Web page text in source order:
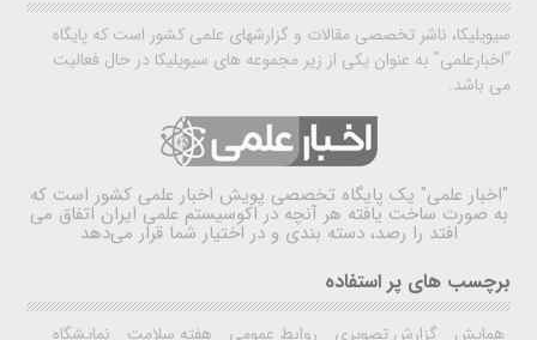
سیویلیکا، ناشر تخصصی مقالات و گزارشهای علمی کشور است که پایگاه
"اخبارعلمی" به عنوان یکی از زیر مجموعه های سیویلیکا در حال فعالیت
می باشد.
"اخبار علمی" یک پایگاه تخصصی پویش اخبار علمی کشور است که
به صورت ساخت یافته هر آنچه در اکوسیستم علمی ایران اتفاق می
افتد را رصد، دسته بندی و در اختیار شما قرار می‌دهد
برچسب های پر استفاده
همایش گزارش تصویری روابط عمومی هفته سلامت نمایشگاه